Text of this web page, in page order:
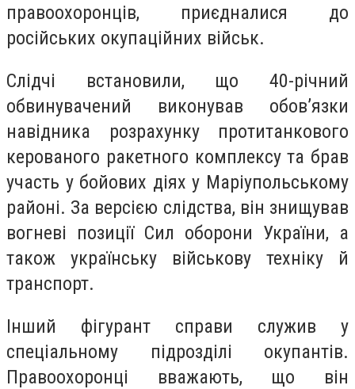
правоохоронців, приєдналися до
російських окупаційних військ.
Слідчі встановили, що 40-річний
обвинувачений виконував обов’язки
навідника розрахунку протитанкового
керованого ракетного комплексу та брав
участь у бойових діях у Маріупольському
районі. За версією слідства, він знищував
вогневі позиції Сил оборони України, а
також українську військову техніку й
транспорт.
Інший фігурант справи служив у
спеціальному підрозділі окупантів.
Правоохоронці вважають, що він